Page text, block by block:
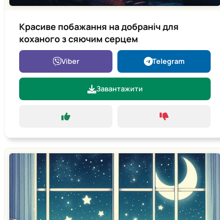
Красиве побажання на добраніч для
коханого з сяючим серцем
Viber Telegram
Завантажити